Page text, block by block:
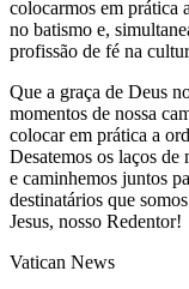
colocarmos em prática
no batismo e,
profissão de fé na
Que a graça de Deus
momentos de nossa
colocar em prática a
Desatemos os laços de
e caminhemos juntos
destinatários que
Jesus, nosso Redentor!
Vatican News